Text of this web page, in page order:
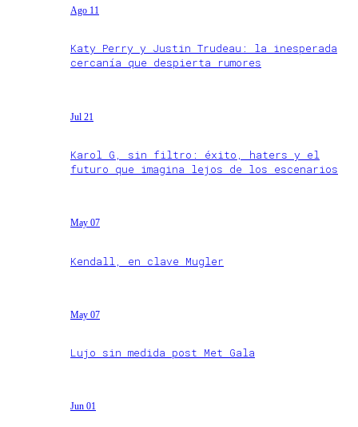
Ago 11
Katy Perry y Justin Trudeau: la inesperada
cercanía que despierta rumores
Jul 21
Karol G, sin filtro: éxito, haters y el
futuro que imagina lejos de los escenarios
May 07
Kendall, en clave Mugler
May 07
Lujo sin medida post Met Gala
Jun 01